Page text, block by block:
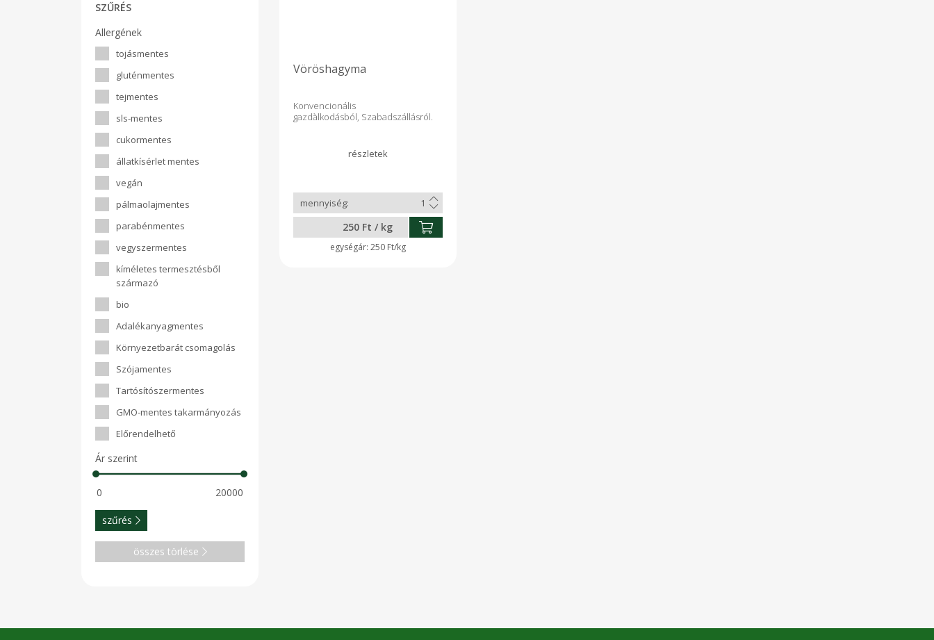
SZŰRÉS
Allergének
tojásmentes
gluténmentes
tejmentes
sls-mentes
cukormentes
állatkísérlet mentes
vegán
pálmaolajmentes
parabénmentes
vegyszermentes
kíméletes termesztésből
származó
bio
Adalékanyagmentes
Környezetbarát csomagolás
Szójamentes
Tartósítószermentes
GMO-mentes takarmányozás
Előrendelhető
Ár szerint
szűrés
összes törlése
Vöröshagyma
Konvencionális
gazdàlkodásból, Szabadszállásról.
250 Ft / kg
250 Ft/kg